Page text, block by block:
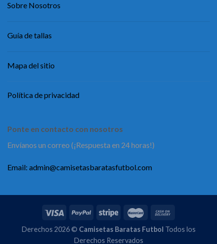
Sobre Nosotros
Guía de tallas
Mapa del sitio
Política de privacidad
Ponte en contacto con nosotros
Envíanos un correo (¡Respuesta en 24 horas!)
Email: admin@camisetasbaratasfutbol.com
Derechos 2026 © Camisetas Baratas Futbol Todos los
Derechos Reservados